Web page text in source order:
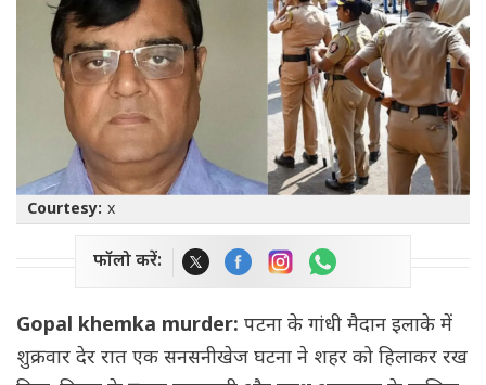
Courtesy: x
फॉलो करें:
Gopal khemka murder: पटना के गांधी मैदान इलाके में
शुक्रवार देर रात एक सनसनीखेज घटना ने शहर को हिलाकर रख